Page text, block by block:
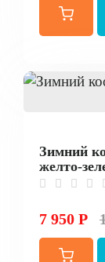
Зимний
желто-
7 950 Р